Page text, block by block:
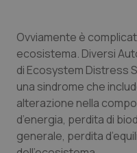
Ovviamente è
ecosistema. Diversi
di Ecosystem Distress
una sindrome che
alterazione nella
d’energia, perdita di
generale, perdita